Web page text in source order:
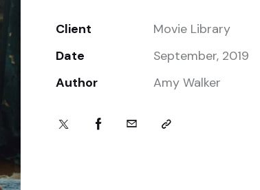
Client
Movie Library
Date
September, 2019
Author
Amy Walker